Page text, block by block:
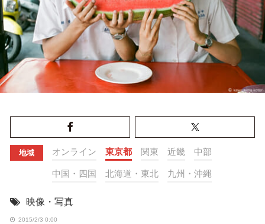
地域 オンライン 東京都 関東 近畿 中部
中国・四国 北海道・東北 九州・沖縄
映像・写真
2015/2/3 0:00